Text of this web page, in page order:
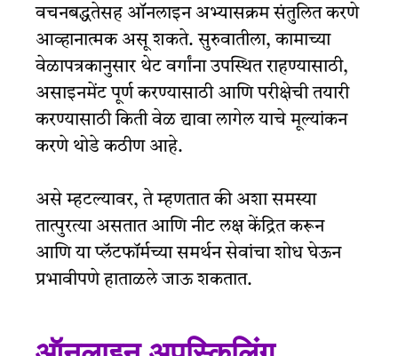
वचनबद्धतेसह ऑनलाइन अभ्यासक्रम संतुलित करणे
आव्हानात्मक असू शकते. सुरुवातीला, कामाच्या
वेळापत्रकानुसार थेट वर्गांना उपस्थित राहण्यासाठी,
असाइनमेंट पूर्ण करण्यासाठी आणि परीक्षेची तयारी
करण्यासाठी किती वेळ द्यावा लागेल याचे मूल्यांकन
करणे थोडे कठीण आहे.
असे म्हटल्यावर, ते म्हणतात की अशा समस्या
तात्पुरत्या असतात आणि नीट लक्ष केंद्रित करून
आणि या प्लॅटफॉर्मच्या समर्थन सेवांचा शोध घेऊन
प्रभावीपणे हाताळले जाऊ शकतात.